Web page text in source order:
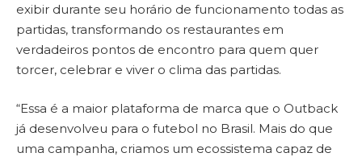
exibir durante seu horário de funcionamento todas as
partidas, transformando os restaurantes em
verdadeiros pontos de encontro para quem quer
torcer, celebrar e viver o clima das partidas.
“Essa é a maior plataforma de marca que o Outback
já desenvolveu para o futebol no Brasil. Mais do que
uma campanha, criamos um ecossistema capaz de